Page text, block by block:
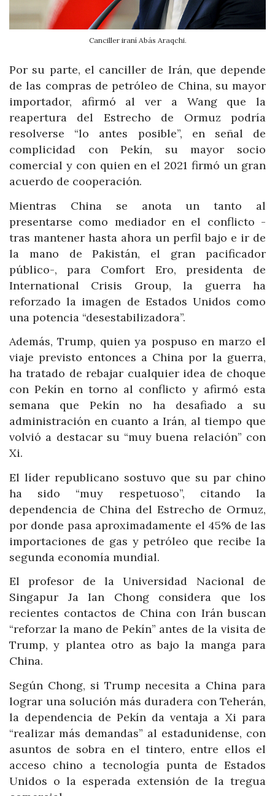
Canciller iraní Abás Araqchi.
Por su parte, el canciller de Irán, que depende
de las compras de petróleo de China, su mayor
importador, afirmó al ver a Wang que la
reapertura del Estrecho de Ormuz podría
resolverse “lo antes posible”, en señal de
complicidad con Pekín, su mayor socio
comercial y con quien en el 2021 firmó un gran
acuerdo de cooperación.
Mientras China se anota un tanto al
presentarse como mediador en el conflicto -
tras mantener hasta ahora un perfil bajo e ir de
la mano de Pakistán, el gran pacificador
público-, para Comfort Ero, presidenta de
International Crisis Group, la guerra ha
reforzado la imagen de Estados Unidos como
una potencia “desestabilizadora”.
Además, Trump, quien ya pospuso en marzo el
viaje previsto entonces a China por la guerra,
ha tratado de rebajar cualquier idea de choque
con Pekín en torno al conflicto y afirmó esta
semana que Pekín no ha desafiado a su
administración en cuanto a Irán, al tiempo que
volvió a destacar su “muy buena relación” con
Xi.
El líder republicano sostuvo que su par chino
ha sido “muy respetuoso”, citando la
dependencia de China del Estrecho de Ormuz,
por donde pasa aproximadamente el 45% de las
importaciones de gas y petróleo que recibe la
segunda economía mundial.
El profesor de la Universidad Nacional de
Singapur Ja Ian Chong considera que los
recientes contactos de China con Irán buscan
“reforzar la mano de Pekín” antes de la visita de
Trump, y plantea otro as bajo la manga para
China.
Según Chong, si Trump necesita a China para
lograr una solución más duradera con Teherán,
la dependencia de Pekín da ventaja a Xi para
“realizar más demandas” al estadunidense, con
asuntos de sobra en el tintero, entre ellos el
acceso chino a tecnología punta de Estados
Unidos o la esperada extensión de la tregua